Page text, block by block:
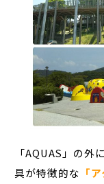
「AQUAS」の
具が特徴的な 「